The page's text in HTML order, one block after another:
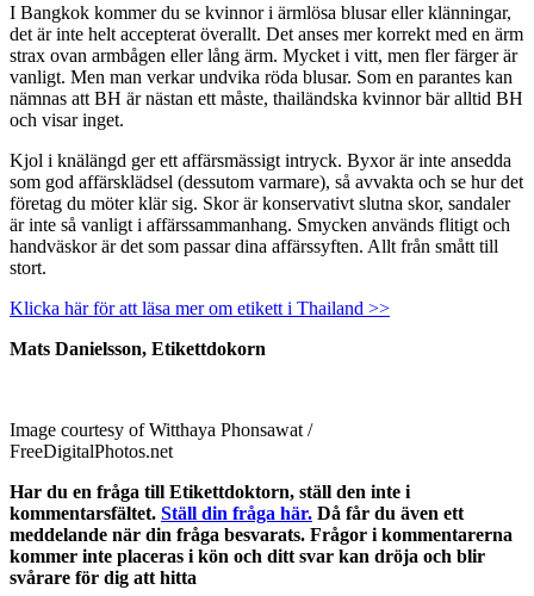
I Bangkok kommer du se kvinnor i ärmlösa blusar eller klänningar,
det är inte helt accepterat överallt. Det anses mer korrekt med en ärm
strax ovan armbågen eller lång ärm. Mycket i vitt, men fler färger är
vanligt. Men man verkar undvika röda blusar. Som en parantes kan
nämnas att BH är nästan ett måste, thailändska kvinnor bär alltid BH
och visar inget.
Kjol i knälängd ger ett affärsmässigt intryck. Byxor är inte ansedda
som god affärsklädsel (dessutom varmare), så avvakta och se hur det
företag du möter klär sig. Skor är konservativt slutna skor, sandaler
är inte så vanligt i affärssammanhang. Smycken används flitigt och
handväskor är det som passar dina affärssyften. Allt från smått till
stort.
Klicka här för att läsa mer om etikett i Thailand >>
Mats Danielsson, Etikettdokorn
Image courtesy of Witthaya Phonsawat /
FreeDigitalPhotos.net
Har du en fråga till Etikettdoktorn, ställ den inte i
kommentarsfältet. Ställ din fråga här. Då får du även ett
meddelande när din fråga besvarats. Frågor i kommentarerna
kommer inte placeras i kön och ditt svar kan dröja och blir
svårare för dig att hitta